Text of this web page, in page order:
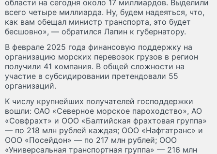
области на сегодня около 17 миллиардов. Выделили
всего четыре миллиарда. Ну, будем надеяться, что,
как вам обещал министр транспорта, это будет
бесшовно», — обратился Лапин к губернатору.
В феврале 2025 года финансовую поддержку на
организацию морских перевозок грузов в регион
получили 41 компания. В общей сложности на
участие в субсидировании претендовали 55
организаций.
К числу крупнейших получателей господдержки
вошли: ОАО «Северное морское пароходство», АО
«Совфрахт» и ООО «Балтийская фрахтовая группа»
— по 218 млн рублей каждая; ООО «Нафтатранс» и
ООО «Посейдон» — по 217 млн рублей; ООО
«Универсальная транспортная группа» — 216 млн